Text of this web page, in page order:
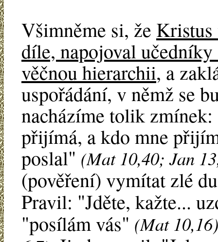
Všimněme si, že Kristus
díle, napojoval
věčnou hierarchii, a
uspořádání, v němž se
nacházíme tolik
přijímá, a kdo mne
poslal" (Mat 10,40; Jan
(pověření) vymítat zlé
Pravil: "Jděte, kažte...
"posílám vás" (Mat 10,16)